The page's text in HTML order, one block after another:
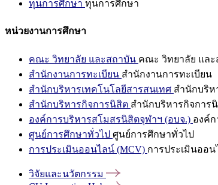
ทุนการศึกษา ทุนการศึกษา
หน่วยงานการศึกษา
คณะ วิทยาลัย และสถาบัน คณะ วิทยาลัย แล
สำนักงานการทะเบียน สำนักงานการทะเบียน
สำนักบริหารเทคโนโลยีสารสนเทศ สำนักบริห
สำนักบริหารกิจการนิสิต สำนักบริหารกิจการ
องค์การบริหารสโมสรนิสิตจุฬาฯ (อบจ.) องค์
ศูนย์การศึกษาทั่วไป ศูนย์การศึกษาทั่วไป
การประเมินออนไลน์ (MCV) การประเมินออน
วิจัยและนวัตกรรม